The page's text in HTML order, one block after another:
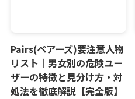
Pairs(ペアーズ)要注意人物
リスト｜男女別の危険ユー
ザーの特徴と見分け方・対
処法を徹底解説【完全版】